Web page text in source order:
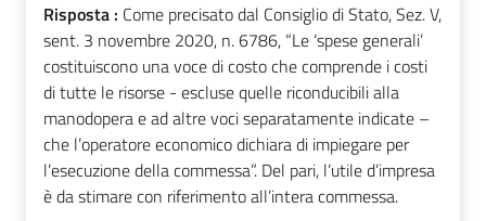
Risposta : Come precisato dal Consiglio di Stato, Sez. V,
sent. 3 novembre 2020, n. 6786, “Le ‘spese generali’
costituiscono una voce di costo che comprende i costi
di tutte le risorse - escluse quelle riconducibili alla
manodopera e ad altre voci separatamente indicate –
che l’operatore economico dichiara di impiegare per
l’esecuzione della commessa”. Del pari, l’utile d’impresa
è da stimare con riferimento all’intera commessa.